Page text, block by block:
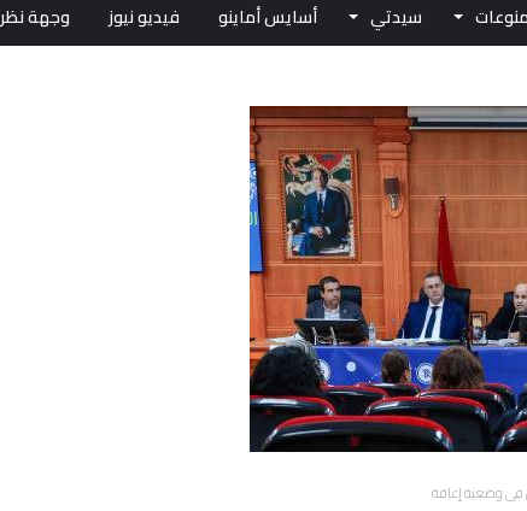
منوعات سيدتي أسايس أماينو فيديو نيوز وجهة نظر
في وضعية إعاقة